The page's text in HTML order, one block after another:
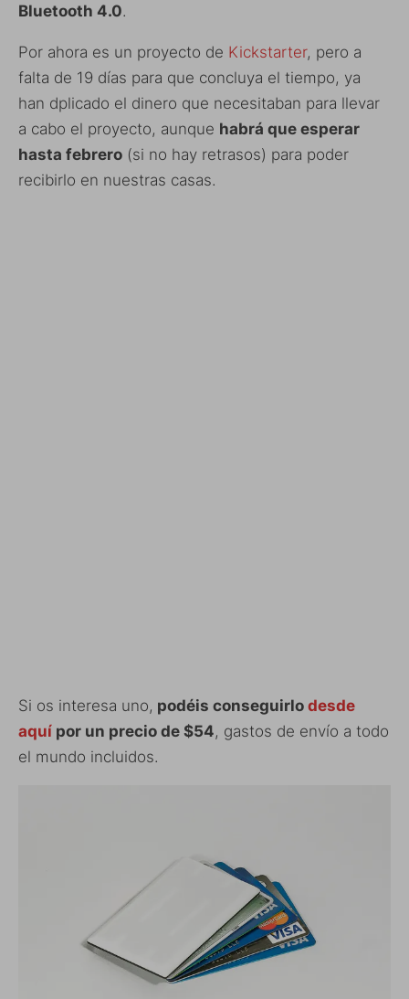
Bluetooth 4.0.
Por ahora es un proyecto de Kickstarter, pero a
falta de 19 días para que concluya el tiempo, ya
han dplicado el dinero que necesitaban para llevar
a cabo el proyecto, aunque habrá que esperar
hasta febrero (si no hay retrasos) para poder
recibirlo en nuestras casas.
Si os interesa uno, podéis conseguirlo desde
aquí por un precio de $54, gastos de envío a todo
el mundo incluidos.